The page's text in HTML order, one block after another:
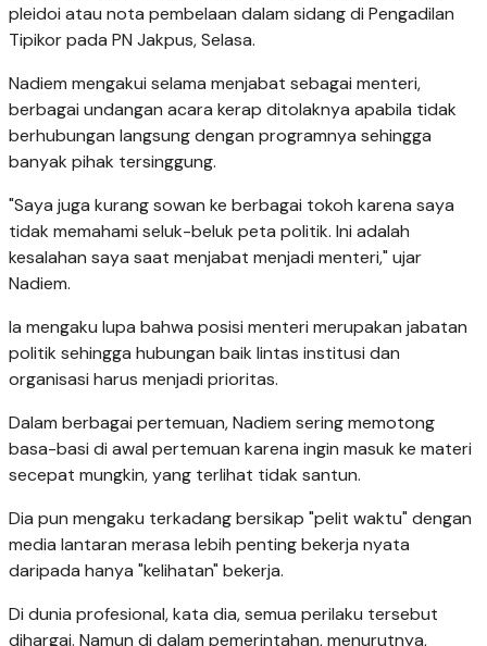
pleidoi atau nota pembelaan dalam sidang di Pengadilan
Tipikor pada PN Jakpus, Selasa.
Nadiem mengakui selama menjabat sebagai menteri,
berbagai undangan acara kerap ditolaknya apabila tidak
berhubungan langsung dengan programnya sehingga
banyak pihak tersinggung.
"Saya juga kurang sowan ke berbagai tokoh karena saya
tidak memahami seluk-beluk peta politik. Ini adalah
kesalahan saya saat menjabat menjadi menteri," ujar
Nadiem.
Ia mengaku lupa bahwa posisi menteri merupakan jabatan
politik sehingga hubungan baik lintas institusi dan
organisasi harus menjadi prioritas.
Dalam berbagai pertemuan, Nadiem sering memotong
basa-basi di awal pertemuan karena ingin masuk ke materi
secepat mungkin, yang terlihat tidak santun.
Dia pun mengaku terkadang bersikap "pelit waktu" dengan
media lantaran merasa lebih penting bekerja nyata
daripada hanya "kelihatan" bekerja.
Di dunia profesional, kata dia, semua perilaku tersebut
dihargai. Namun di dalam pemerintahan, menurutnya,